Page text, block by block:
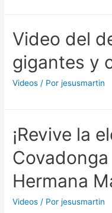
Video del
gigantes y
Videos / Porjesusmartin
¡Revive la
Hermana
Videos / Porjesusmartin